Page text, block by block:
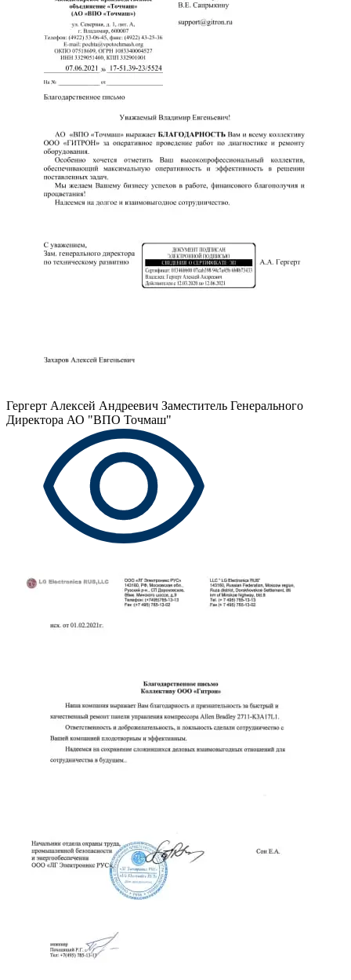
Гергерт Алексей Андреевич Заместитель Генерального
Директора АО "ВПО Точмаш"